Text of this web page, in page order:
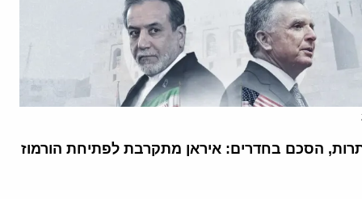
הסכם בחדרים: איראן מתקרבת לפתיחת הורמוז